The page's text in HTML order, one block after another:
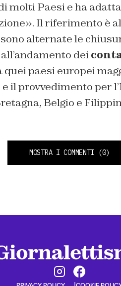
molti Paesi e ha
Il riferimento è
alternate le
dei
paesi europei
il provvedimento per
Belgio e
MOSTRA I COMMENTI (0)